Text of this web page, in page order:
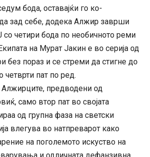
бода, оставајќи го ко-
зад себе, додека Алжир заврши
со четири бода по необичното реми
на Мурат Јакин е во серија од
без пораз и се стреми да стигне до
четврти пат по ред.
Алжирците, предводени од
само втор пат во својата
од групна фаза на светски
влегува во натпреварот како
на поголемото искуство на